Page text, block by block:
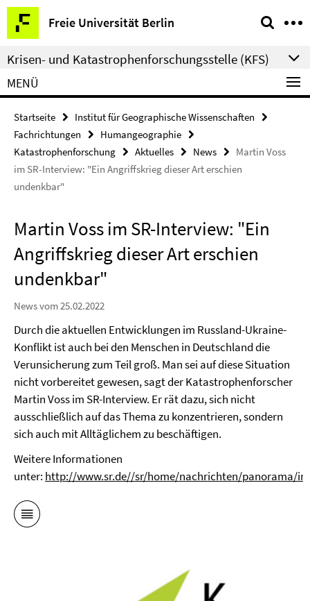
Springe
direkt
zu
Inhalt
Freie Universität Berlin
Service-
Navigation
Krisen- und Katastrophenforschungsstelle (KFS)
MENÜ
Startseite
Institut für Geographische Wissenschaften
Fachrichtungen
Humangeographie
Katastrophenforschung
Aktuelles News
Martin Voss
im SR-Interview: "Ein Angriffskrieg dieser Art erschien
undenkbar"
Martin Voss im SR-Interview: "Ein
Angriffskrieg dieser Art erschien
undenkbar"
News vom 25.02.2022
Durch die aktuellen Entwicklungen im Russland-Ukraine-
Konflikt ist auch bei den Menschen in Deutschland die
Verunsicherung zum Teil groß. Man sei auf diese Situation
nicht vorbereitet gewesen, sagt der Katastrophenforscher
Martin Voss im SR-Interview. Er rät dazu, sich nicht
ausschließlich auf das Thema zu konzentrieren, sondern
sich auch mit Alltäglichem zu beschäftigen.
Weitere Informationen
unter: http://www.sr.de//sr/home/nachrichten/panorama/